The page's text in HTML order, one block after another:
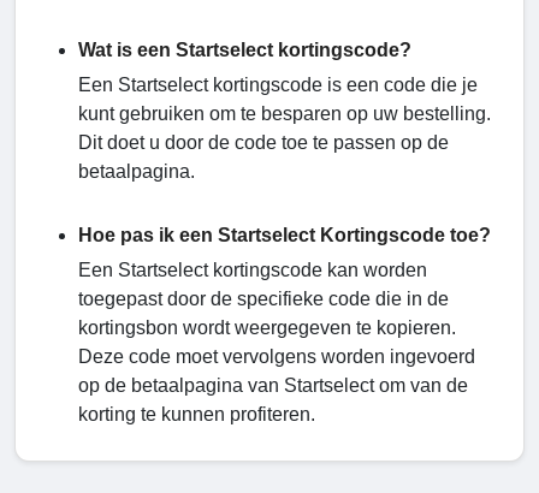
Wat is een Startselect kortingscode?
Een Startselect kortingscode is een code die je
kunt gebruiken om te besparen op uw bestelling.
Dit doet u door de code toe te passen op de
betaalpagina.
Hoe pas ik een Startselect Kortingscode toe?
Een Startselect kortingscode kan worden
toegepast door de specifieke code die in de
kortingsbon wordt weergegeven te kopieren.
Deze code moet vervolgens worden ingevoerd
op de betaalpagina van Startselect om van de
korting te kunnen profiteren.